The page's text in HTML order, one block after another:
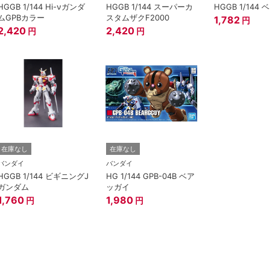
1/144 Hi-νガンダ
GPBカラー
円
HGGB 1/144 スーパーカ
スタムザクF2000
2,420 円
HGGB 1/144
1,782 円
在庫なし
ンダイ
1/144 ビギニングJ
ンダム
円
在庫なし
バンダイ
HG 1/144 GPB-04B ベア
ッガイ
1,980 円